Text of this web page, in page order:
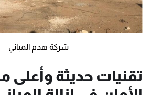
شركة هدم المباني
تقنيات حديثة وأعلى